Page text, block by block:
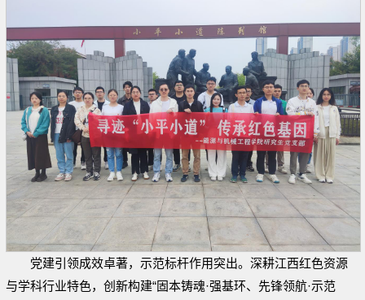
党建引领成效卓著，示范标杆作用突出。深耕江西红色资源
与学科行业特色，创新构建“固本铸魂·强基环、先锋领航·示范